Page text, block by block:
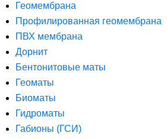
Геомембрана
Профилированная геомембрана
ПВХ мембрана
Дорнит
Бентонитовые маты
Геоматы
Биоматы
Гидроматы
Габионы (ГСИ)